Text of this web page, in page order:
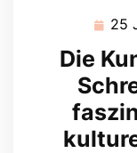
25
Die